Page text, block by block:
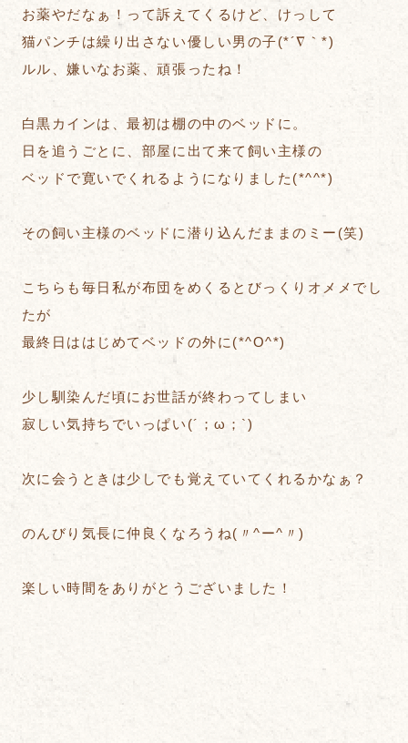
お薬やだなぁ！って訴えてくるけど、けっして
猫パンチは繰り出さない優しい男の子(*´∇｀*)
ルル、嫌いなお薬、頑張ったね！
白黒カインは、最初は棚の中のベッドに。
日を追うごとに、部屋に出て来て飼い主様の
ベッドで寛いでくれるようになりました(*^^*)
その飼い主様のベッドに潜り込んだままのミー(笑)
こちらも毎日私が布団をめくるとびっくりオメメでし
たが
最終日ははじめてベッドの外に(*^O^*)
少し馴染んだ頃にお世話が終わってしまい
寂しい気持ちでいっぱい(´；ω；`)
次に会うときは少しでも覚えていてくれるかなぁ？
のんびり気長に仲良くなろうね(〃^ー^〃)
楽しい時間をありがとうございました！